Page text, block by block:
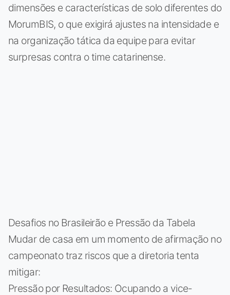
dimensões e características de solo diferentes do
MorumBIS, o que exigirá ajustes na intensidade e
na organização tática da equipe para evitar
surpresas contra o time catarinense.
Desafios no Brasileirão e Pressão da Tabela
Mudar de casa em um momento de afirmação no
campeonato traz riscos que a diretoria tenta
mitigar:
Pressão por Resultados: Ocupando a vice-